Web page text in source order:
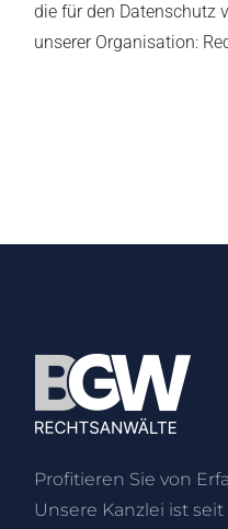
die für den Datenschutz
unserer Organisation:
Profitieren Sie von
Unsere Kanzlei ist